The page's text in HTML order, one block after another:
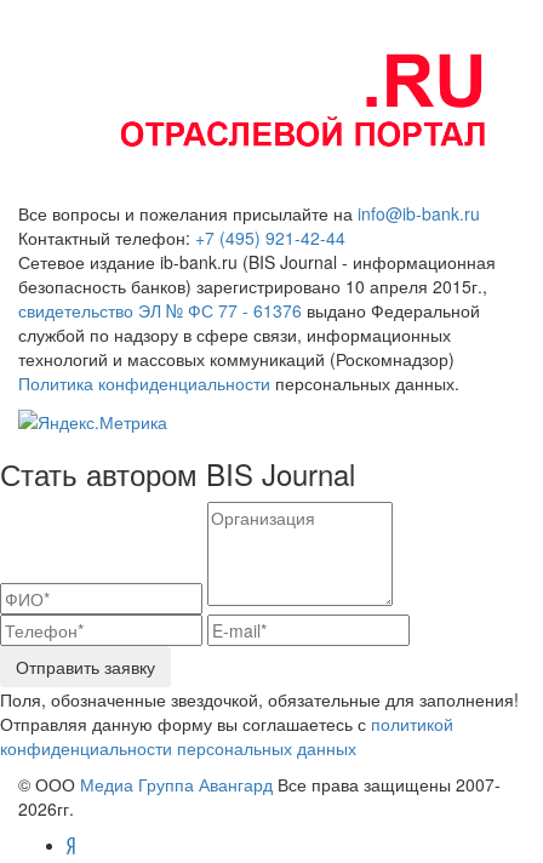
Все вопросы и пожелания присылайте на info@ib-bank.ru
Контактный телефон: +7 (495) 921-42-44
Сетевое издание ib-bank.ru (BIS Journal - информационная
безопасность банков) зарегистрировано 10 апреля 2015г.,
свидетельство ЭЛ № ФС 77 - 61376 выдано Федеральной
службой по надзору в сфере связи, информационных
технологий и массовых коммуникаций (Роскомнадзор)
Политика конфиденциальности персональных данных.
Стать автором BIS Journal
Отправить заявку
Поля, обозначенные звездочкой, обязательные для заполнения!
Отправляя данную форму вы соглашаетесь с политикой
конфиденциальности персональных данных
© ООО Медиа Группа Авангард Все права защищены 2007-
2026гг.